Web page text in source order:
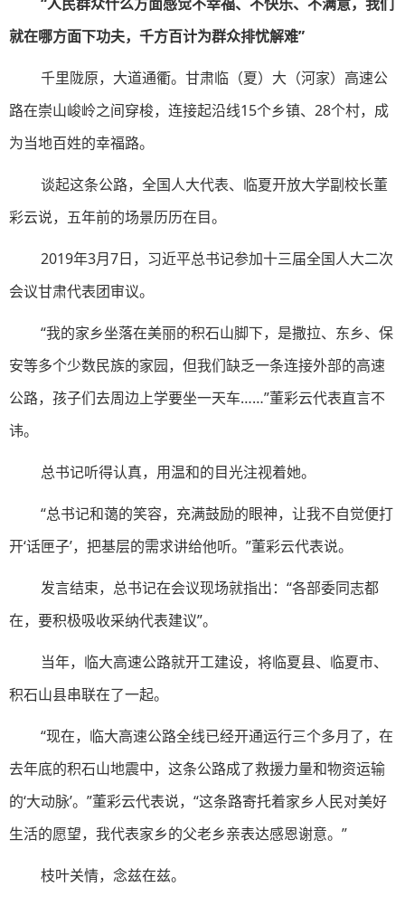
“人民群众什么方面感觉不幸福、不快乐、不满意，我们
就在哪方面下功夫，千方百计为群众排忧解难”
千里陇原，大道通衢。甘肃临（夏）大（河家）高速公
路在崇山峻岭之间穿梭，连接起沿线15个乡镇、28个村，成
为当地百姓的幸福路。
谈起这条公路，全国人大代表、临夏开放大学副校长董
彩云说，五年前的场景历历在目。
2019年3月7日，习近平总书记参加十三届全国人大二次
会议甘肃代表团审议。
“我的家乡坐落在美丽的积石山脚下，是撒拉、东乡、保
安等多个少数民族的家园，但我们缺乏一条连接外部的高速
公路，孩子们去周边上学要坐一天车……”董彩云代表直言不
讳。
总书记听得认真，用温和的目光注视着她。
“总书记和蔼的笑容，充满鼓励的眼神，让我不自觉便打
开‘话匣子’，把基层的需求讲给他听。”董彩云代表说。
发言结束，总书记在会议现场就指出：“各部委同志都
在，要积极吸收采纳代表建议”。
当年，临大高速公路就开工建设，将临夏县、临夏市、
积石山县串联在了一起。
“现在，临大高速公路全线已经开通运行三个多月了，在
去年底的积石山地震中，这条公路成了救援力量和物资运输
的‘大动脉’。”董彩云代表说，“这条路寄托着家乡人民对美好
生活的愿望，我代表家乡的父老乡亲表达感恩谢意。”
枝叶关情，念兹在兹。